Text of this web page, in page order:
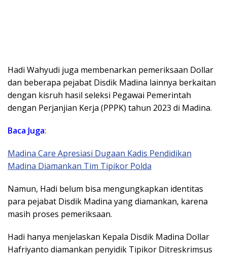
Hadi Wahyudi juga membenarkan pemeriksaan Dollar
dan beberapa pejabat Disdik Madina lainnya berkaitan
dengan kisruh hasil seleksi Pegawai Pemerintah
dengan Perjanjian Kerja (PPPK) tahun 2023 di Madina.
Baca Juga:
Madina Care Apresiasi Dugaan Kadis Pendidikan
Madina Diamankan Tim Tipikor Polda
Namun, Hadi belum bisa mengungkapkan identitas
para pejabat Disdik Madina yang diamankan, karena
masih proses pemeriksaan.
Hadi hanya menjelaskan Kepala Disdik Madina Dollar
Hafriyanto diamankan penyidik Tipikor Ditreskrimsus